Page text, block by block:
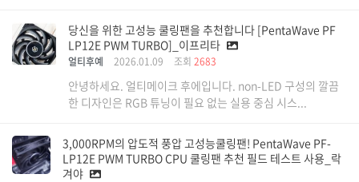
당신을 위한 고성능 쿨링팬을 추천합니다 [PentaWave PF
LP12E PWM TURBO]_이프리타
얼티후예 2026.01.09 조회 2683
안녕하세요. 얼티메이크 후에입니다. non-LED 구성의 깔끔
한 디자인은 RGB 튜닝이 필요 없는 실용 중심 시스...
3,000RPM의 압도적 풍압 고성능쿨링팬! PentaWave PF-
LP12E PWM TURBO CPU 쿨링팬 추천 필드 테스트 사용_락
겨야